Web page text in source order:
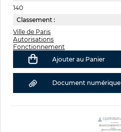
140
Classement :
Ville de Paris
Autorisations
Fonctionnement
Ajouter au Panier
Document numérique